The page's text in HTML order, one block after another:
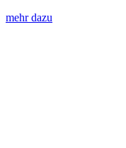
mehr dazu